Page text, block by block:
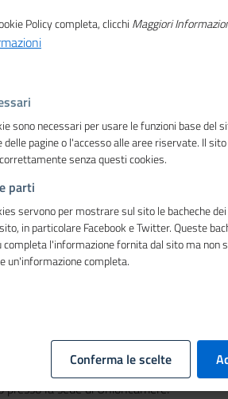
dei segretari
Camere di
la riforma" l'evento di apertura della
delle Camere di commercio che
la sede di Unioncamere.
Policy completa, clicchi Maggiori
sono necessari per usare le funzioni base del
delle pagine o l'accesso alle aree riservate. Il
senza questi cookies.
parti
servono per mostrare sul sito le bacheche
in particolare Facebook e Twitter. Queste
completa l'informazione fornita dal sito ma non
un'informazione completa.
Conferma le scelte